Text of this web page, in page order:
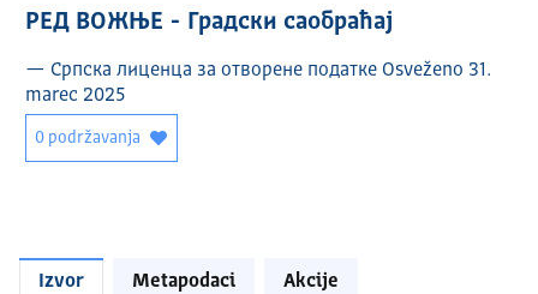
РЕД ВОЖЊЕ - Градски саобраћај
— Српска лиценца за отворене податке Osveženo 31.
marec 2025
0 podržavanja
Izvor Metapodaci Akcije